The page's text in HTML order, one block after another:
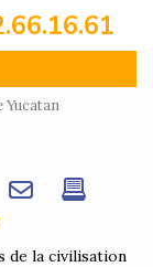
Yucatan
de la civilisation